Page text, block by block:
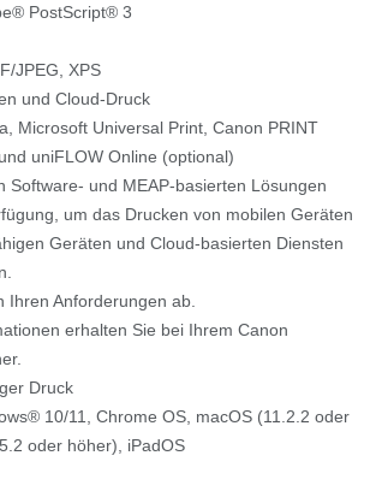
PostScript® 3
JPEG, XPS
und Cloud-Druck
Microsoft Universal Print, Canon PRINT
uniFLOW Online (optional)
Software- und MEAP-basierten Lösungen
um das Drucken von mobilen Geräten
Geräten und Cloud-basierten Diensten
Ihren Anforderungen ab.
erhalten Sie bei Ihrem Canon
Druck
10/11, Chrome OS, macOS (11.2.2 oder
oder höher), iPadOS